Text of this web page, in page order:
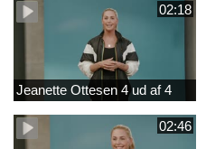
02:18
Jeanette Ottesen 4 ud af 4
02:46